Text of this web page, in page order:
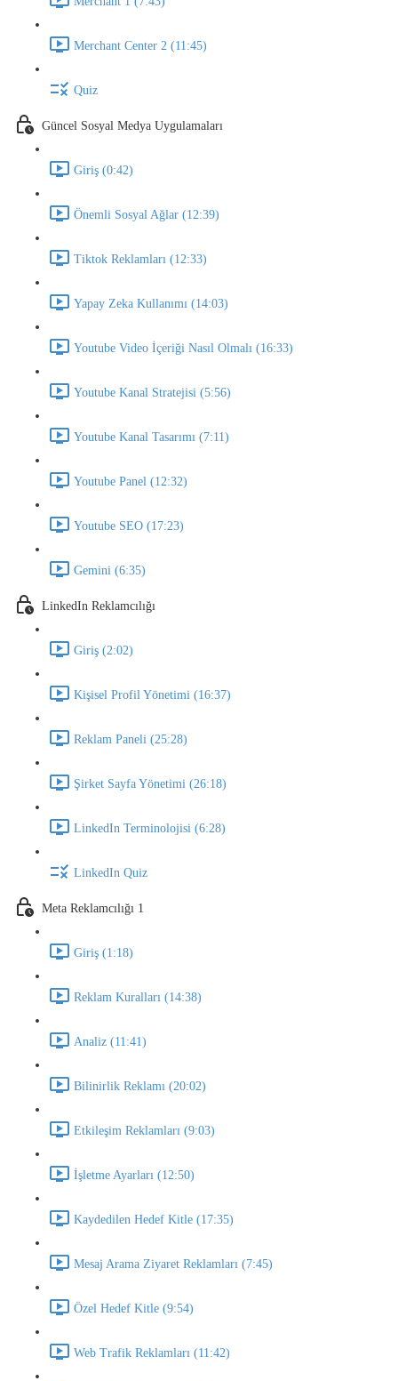
Merchant Center 2 (11:45)
Quiz
Güncel Sosyal Medya Uygulamaları
Giriş (0:42)
Önemli Sosyal Ağlar (12:39)
Tiktok Reklamları (12:33)
Yapay Zeka Kullanımı (14:03)
Youtube Video İçeriği Nasıl Olmalı (16:33)
Youtube Kanal Stratejisi (5:56)
Youtube Kanal Tasarımı (7:11)
Youtube Panel (12:32)
Youtube SEO (17:23)
Gemini (6:35)
LinkedIn Reklamcılığı
Giriş (2:02)
Kişisel Profil Yönetimi (16:37)
Reklam Paneli (25:28)
Şirket Sayfa Yönetimi (26:18)
LinkedIn Terminolojisi (6:28)
LinkedIn Quiz
Meta Reklamcılığı 1
Giriş (1:18)
Reklam Kuralları (14:38)
Analiz (11:41)
Bilinirlik Reklamı (20:02)
Etkileşim Reklamları (9:03)
İşletme Ayarları (12:50)
Kaydedilen Hedef Kitle (17:35)
Mesaj Arama Ziyaret Reklamları (7:45)
Özel Hedef Kitle (9:54)
Web Trafik Reklamları (11:42)